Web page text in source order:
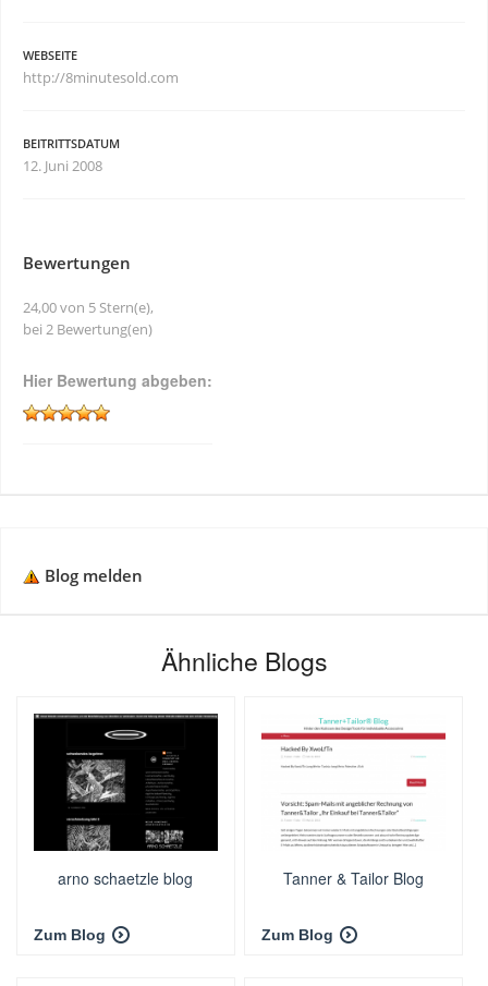
WEBSEITE
http://8minutesold.com
BEITRITTSDATUM
12. Juni 2008
Bewertungen
24,00 von 5 Stern(e),
bei 2 Bewertung(en)
Hier Bewertung abgeben:
Blog melden
Ähnliche Blogs
arno schaetzle blog
Zum Blog
Tanner & Tailor Blog
Zum Blog